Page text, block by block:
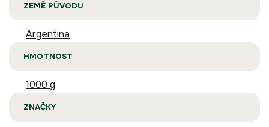
ZEMĚ PŮVODU
Argentina
HMOTNOST
1000 g
ZNAČKY